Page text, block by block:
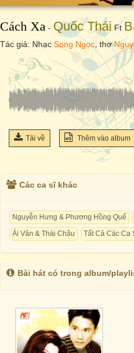
Cách Xa - Quốc TháiFt
Tác giả: NhạcSong Ngọc , thơ
Tải về Thêm vào album
Các ca sĩ khác
Nguyễn Hưng & Phương Hồng Quế
Ái Vân & Thái Châu
Tất Cả Các Ca
Bài hát có trong album/